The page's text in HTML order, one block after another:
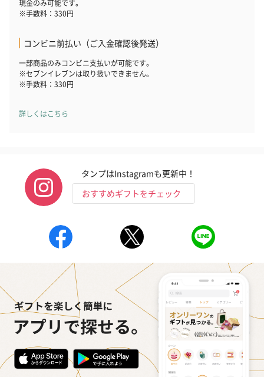
現金のみ可能です。
※手数料：330円
コンビニ前払い（ご入金確認後発送）
一部商品のみコンビニ支払いが可能です。
※セブンイレブンは取り扱いできません。
※手数料：330円
詳しくはこちら
タンプはInstagramも更新中！
おすすめギフトをチェック